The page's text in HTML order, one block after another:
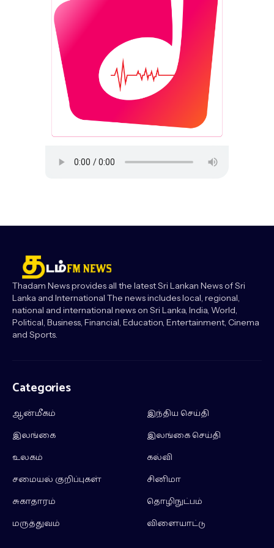
Thadam News provides all the latest Sri Lankan News of Sri
Lanka and International The news includes local, regional,
national and international news on Sri Lanka, India, World,
Political, Business, Financial, Education, Entertainment, Cinema
and Sports.
Categories
ஆன்மீகம்
இந்திய செய்தி
இலங்கை
இலங்கை செய்தி
உலகம்
கல்வி
சமையல் குறிப்புகள்
சினிமா
சுகாதாரம்
தொழிநுட்பம்
மருத்துவம்
விளையாட்டு